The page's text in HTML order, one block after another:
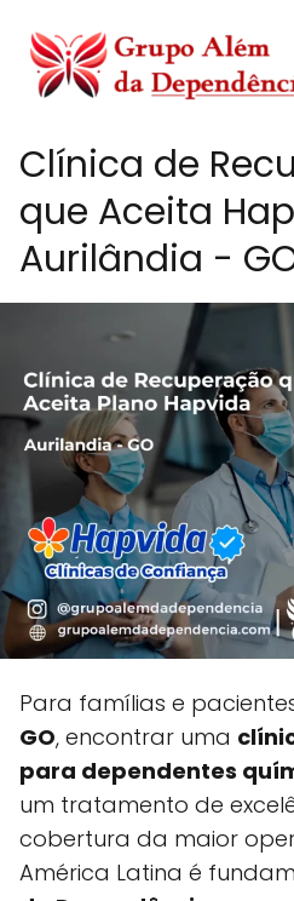
Clínica de
que Aceita
Aurilândia -
Para famílias e
GO, encontrar uma
para dependentes
um tratamento de
cobertura da maior
América Latina é